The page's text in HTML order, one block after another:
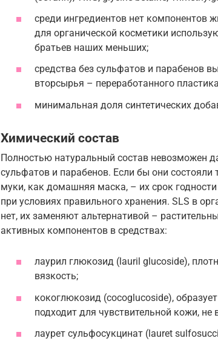
среди ингредиентов нет компонентов
для органической косметики
братьев наших меньших;
средства без сульфатов и парабенов
вторсырья – переработанного
минимальная доля синтетических
Химический состав
Полностью натуральный состав невозможен
сульфатов и парабенов. Если бы они
муки, как домашняя маска, – их срок
при условиях правильного хранения. SLS в
нет, их заменяют альтернативой –
активных компонентов в средствах:
лаурил глюкозид (lauril glucoside),
вязкость;
кокоглюкозид (cocoglucoside),
подходит для чувствительной кожи,
лаурет сульфосукцинат (lauret